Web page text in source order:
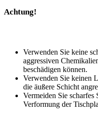
Achtung!
Verwenden Sie keine
aggressiven
beschädigen können.
Verwenden Sie keinen
die äußere Schicht
Vermeiden Sie
Verformung der